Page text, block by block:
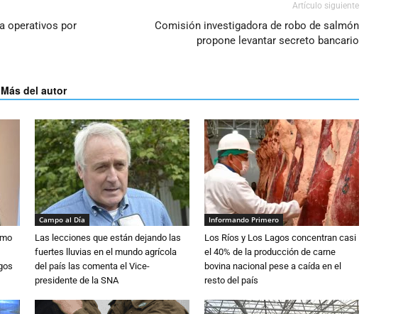
operativos por
Artículo siguiente
Comisión investigadora de robo de salmón
propone levantar secreto bancario
Más del autor
Campo al Día
Las lecciones que están dejando las
fuertes lluvias en el mundo agrícola
del país las comenta el Vice-
presidente de la SNA
Informando Primero
Los Ríos y Los Lagos concentran casi
el 40% de la producción de carne
bovina nacional pese a caída en el
resto del país